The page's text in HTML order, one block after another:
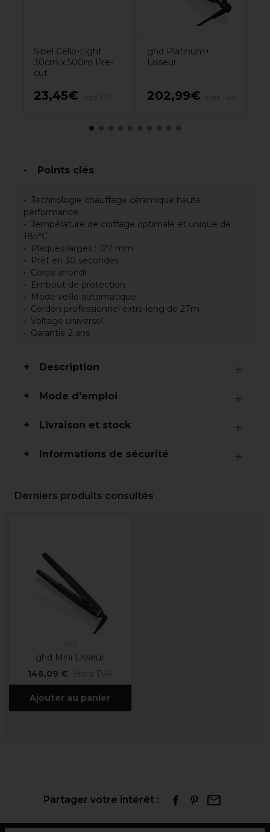
Sibel Cello-Light
30cm x 500m Pre-
cut
23,45€
ghd Platinum+
Lisseur
202,99€
Points clés
Technologie chauffage céramique haute
performance
Température de coiffage optimale et unique de
185°C
Plaques larges : 127 mm
Prêt en 30 secondes
Corps arrondi
Embout de protection
Mode veille automatique
Cordon professionnel extra-long de 27m
Voltage universel
Garantie 2 ans
Description
Mode d'emploi
Livraison et stock
Informations de sécurité
Derniers produits consultés
ghd Mini Lisseur
146,09 €
Hors TVA
Ajouter au panier
Partager votre intérêt :